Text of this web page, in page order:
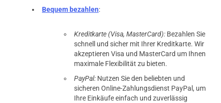
Bequem bezahlen:
Kreditkarte (Visa, MasterCard): Bezahlen Sie
schnell und sicher mit Ihrer Kreditkarte. Wir
akzeptieren Visa und MasterCard um Ihnen
maximale Flexibilität zu bieten.
PayPal: Nutzen Sie den beliebten und
sicheren Online-Zahlungsdienst PayPal, um
Ihre Einkäufe einfach und zuverlässig